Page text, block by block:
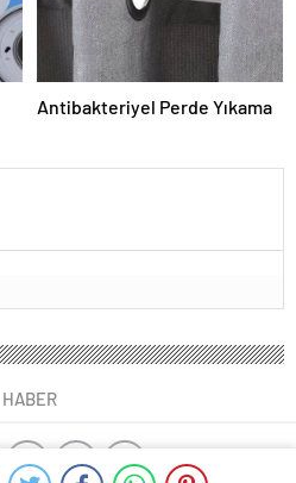
Antibakteriyel Perde Yıkama
HABER